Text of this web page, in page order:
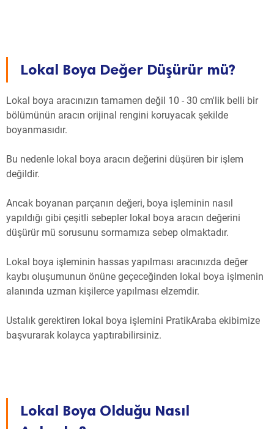
Lokal Boya Değer Düşürür mü?
Lokal boya aracınızın tamamen değil 10 - 30 cm'lik belli bir
bölümünün aracın orijinal rengini koruyacak şekilde
boyanmasıdır.
Bu nedenle lokal boya aracın değerini düşüren bir işlem
değildir.
Ancak boyanan parçanın değeri, boya işleminin nasıl
yapıldığı gibi çeşitli sebepler lokal boya aracın değerini
düşürür mü sorusunu sormamıza sebep olmaktadır.
Lokal boya işleminin hassas yapılması aracınızda değer
kaybı oluşumunun önüne geçeceğinden lokal boya işlmenin
alanında uzman kişilerce yapılması elzemdir.
Ustalık gerektiren lokal boya işlemini PratikAraba ekibimize
başvurarak kolayca yaptırabilirsiniz.
Lokal Boya Olduğu Nasıl